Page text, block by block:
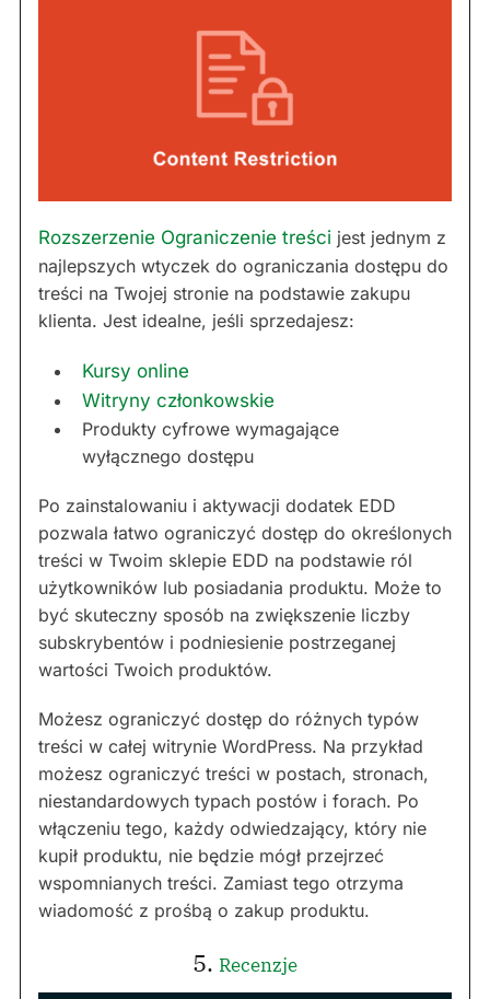
Rozszerzenie Ograniczenie treści jest jednym z
najlepszych wtyczek do ograniczania dostępu do
treści na Twojej stronie na podstawie zakupu
klienta. Jest idealne, jeśli sprzedajesz:
Kursy online
Witryny członkowskie
Produkty cyfrowe wymagające
wyłącznego dostępu
Po zainstalowaniu i aktywacji dodatek EDD
pozwala łatwo ograniczyć dostęp do określonych
treści w Twoim sklepie EDD na podstawie ról
użytkowników lub posiadania produktu. Może to
być skuteczny sposób na zwiększenie liczby
subskrybentów i podniesienie postrzeganej
wartości Twoich produktów.
Możesz ograniczyć dostęp do różnych typów
treści w całej witrynie WordPress. Na przykład
możesz ograniczyć treści w postach, stronach,
niestandardowych typach postów i forach. Po
włączeniu tego, każdy odwiedzający, który nie
kupił produktu, nie będzie mógł przejrzeć
wspomnianych treści. Zamiast tego otrzyma
wiadomość z prośbą o zakup produktu.
5. Recenzje